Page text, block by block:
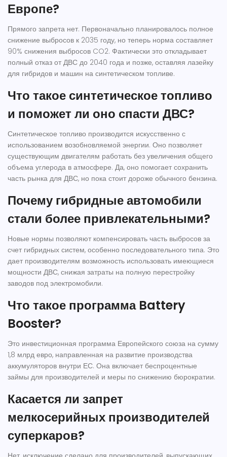
Европе?
Прямого запрета нет. Первоначально планировалось полное
снижение выбросов к 2035 году, но теперь норма составляет
90% снижения выбросов CO2. Фактически это откладывает
полный отказ от ДВС до 2040 года и позже, оставляя лазейку
для гибридов и машин на синтетическом топливе.
Что такое синтетическое топливо
и поможет ли оно спасти ДВС?
Синтетическое топливо производится искусственно с
использованием возобновляемой энергии. Оно позволяет
существующим двигателям работать без увеличения общего
объема углерода в атмосфере. Да, оно помогает сохранить
часть рынка для ДВС, но пока стоит дороже обычного бензина.
Почему гибридные автомобили
стали более привлекательными?
Новые нормы позволяют компенсировать часть выбросов за
счет гибридных систем, особенно последовательного типа. Это
дает производителям возможность использовать имеющиеся
мощности ДВС, снижая затраты на полную перестройку
заводов под электромобили.
Что такое программа Battery
Booster?
Это инвестиционная программа Европейского союза на сумму
1,8 млрд евро, направленная на развитие производства
аккумуляторов внутри ЕС. Она включает беспроцентные
займы для производителей и меры по снижению бюрократии.
Касается ли запрет
мелкосерийных производителей
суперкаров?